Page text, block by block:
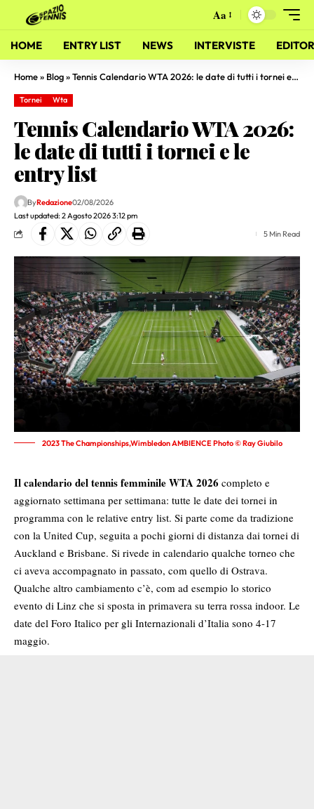
Aa
HOME ENTRY LIST NEWS INTERVISTE
Home» Blog»Tennis Calendario WTA 2026: le date di tutti i tornei e le entry list
Tornei Wta
Tennis Calendario WTA 2026:
le date di tutti i tornei e le
entry list
Last updated: 2 Agosto 2026 3:12 pm
ByRedazione02/08/2026
5 Min Read
2023 The Championships,Wimbledon AMBIENCE Photo © Ray Giubilo
Il calendario del tennis femminile WTA 2026 completo e
aggiornato settimana per settimana: tutte le date dei tornei in
programma con le relative entry list. Si parte come da tradizione
con la United Cup, seguita a pochi giorni di distanza dai tornei di
Auckland e Brisbane. Si rivede in calendario qualche torneo che
ci aveva accompagnato in passato, com quello di Ostrava.
Qualche altro cambiamento c’è, com ad esempio lo storico
evento di Linz che si sposta in primavera su terra rossa indoor. Le
date del Foro Italico per gli Internazionali d’Italia sono 4-17
maggio.